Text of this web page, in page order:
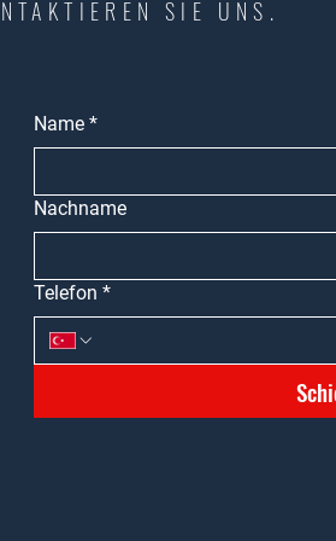
SIE UNS.
Name *
Nachname
Telefon *